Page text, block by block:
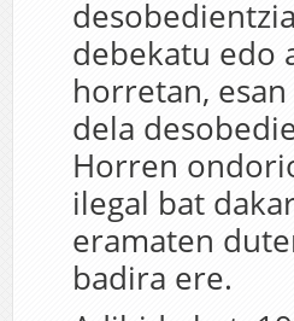
debekatu edo
horretan,
dela
Horren
ilegal bat
eramaten
badira ere.